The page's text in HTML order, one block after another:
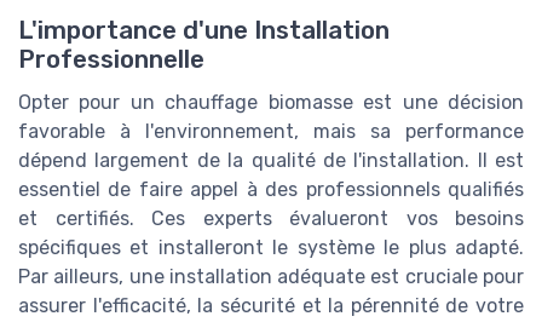
L'importance d'une Installation
Professionnelle
Opter pour un chauffage biomasse est une décision
favorable à l'environnement, mais sa performance
dépend largement de la qualité de l'installation. Il est
essentiel de faire appel à des professionnels qualifiés
et certifiés. Ces experts évalueront vos besoins
spécifiques et installeront le système le plus adapté.
Par ailleurs, une installation adéquate est cruciale pour
assurer l'efficacité, la sécurité et la pérennité de votre